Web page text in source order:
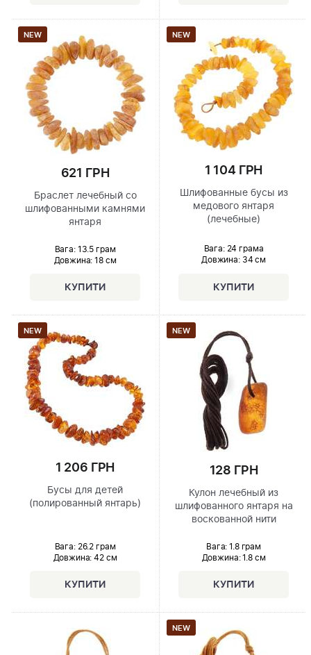
NEW
621 ГРН
Браслет лечебный со
шлифованными камнями
янтаря
Вага: 13.5 грам
Довжина: 18 см
NEW
1 104 ГРН
Шлифованные бусы из
медового янтаря
(лечебные)
Вага: 24 грама
Довжина:34 см
NEW
1 206 ГРН
Бусы для детей
(полированный янтарь)
Вага: 26.2 грам
Довжина: 42 см
NEW
128 ГРН
Кулон лечебный из
шлифованного янтаря на
воскованной нити
Вага: 1.8 грам
Довжина:1.8 см
NEW